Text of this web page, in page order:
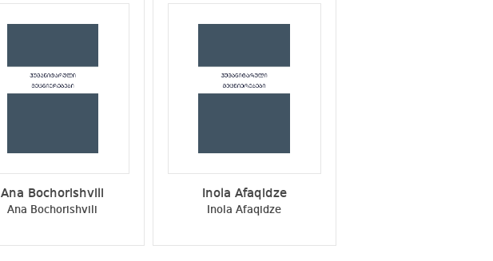
Ana Bochorishvili
Ana Bochorishvili
Inola Afaqidze
Inola Afaqidze